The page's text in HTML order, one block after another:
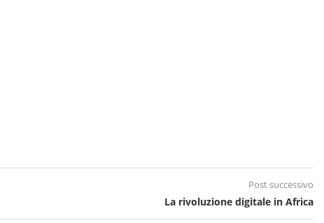
Post successivo
La rivoluzione digitale in Africa